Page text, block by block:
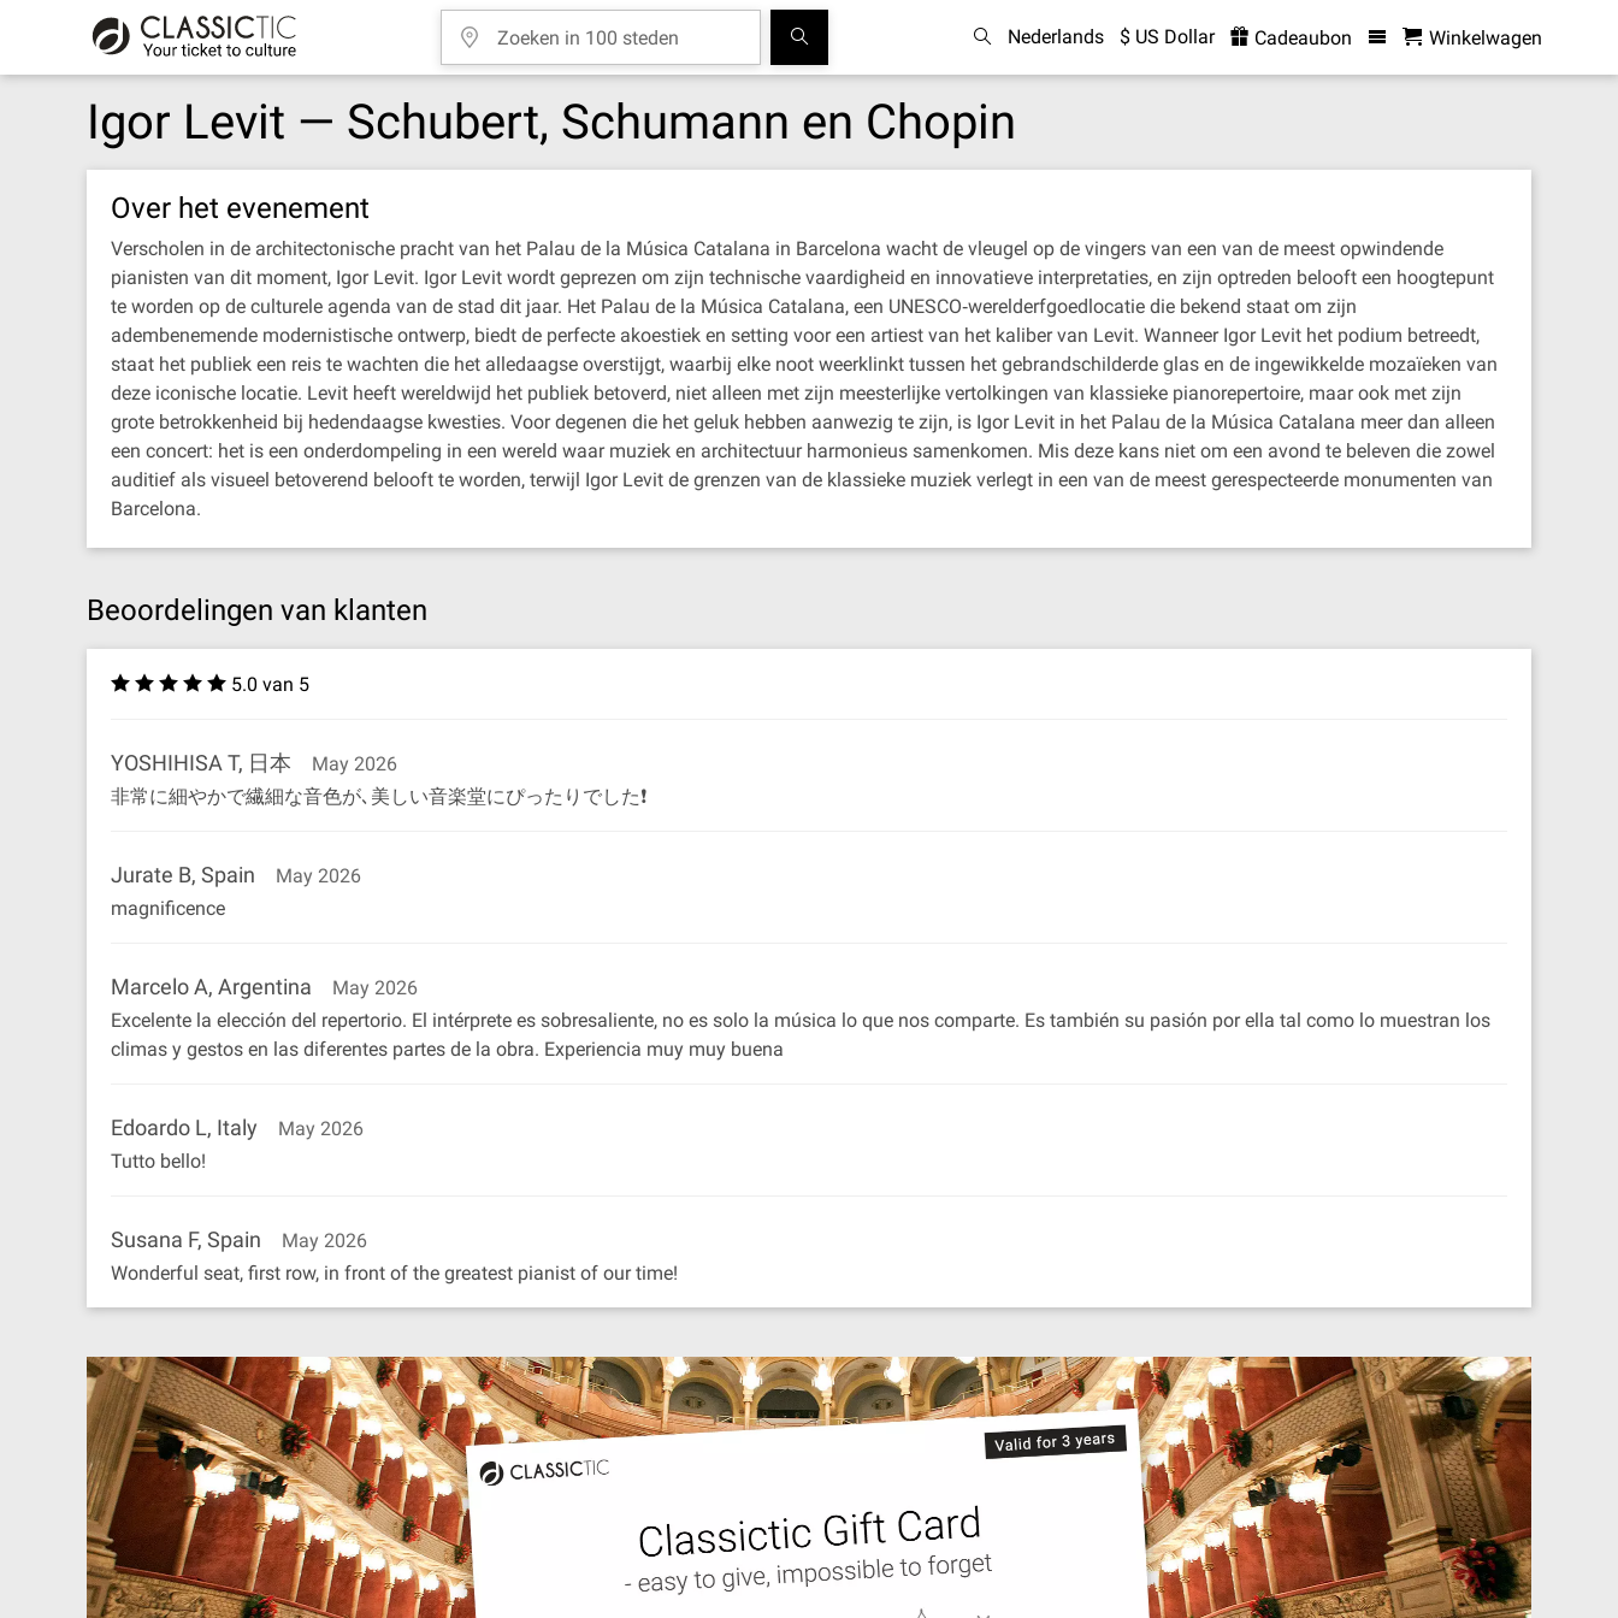
Nederlands $ US Dollar Cadeaubon Winkelwagen
Igor Levit — Schubert, Schumann en Chopin
Over het evenement
Verscholen in de architectonische pracht van het Palau de la Música Catalana in Barcelona wacht de vleugel op de vingers van een van de meest opwindende
pianisten van dit moment, Igor Levit. Igor Levit wordt geprezen om zijn technische vaardigheid en innovatieve interpretaties, en zijn optreden belooft een hoogtepunt
te worden op de culturele agenda van de stad dit jaar. Het Palau de la Música Catalana, een UNESCO‐werelderfgoedlocatie die bekend staat om zijn
adembenemende modernistische ontwerp, biedt de perfecte akoestiek en setting voor een artiest van het kaliber van Levit. Wanneer Igor Levit het podium betreedt,
staat het publiek een reis te wachten die het alledaagse overstijgt, waarbij elke noot weerklinkt tussen het gebrandschilderde glas en de ingewikkelde mozaïeken van
deze iconische locatie. Levit heeft wereldwijd het publiek betoverd, niet alleen met zijn meesterlijke vertolkingen van klassieke pianorepertoire, maar ook met zijn
grote betrokkenheid bij hedendaagse kwesties. Voor degenen die het geluk hebben aanwezig te zijn, is Igor Levit in het Palau de la Música Catalana meer dan alleen
een concert: het is een onderdompeling in een wereld waar muziek en architectuur harmonieus samenkomen. Mis deze kans niet om een avond te beleven die zowel
auditief als visueel betoverend belooft te worden, terwijl Igor Levit de grenzen van de klassieke muziek verlegt in een van de meest gerespecteerde monumenten van
Barcelona.
Beoordelingen van klanten
5.0 van 5
YOSHIHISA T, 日本
May 2026
非常に細やかで繊細な音色が､美しい音楽堂にぴったりでした❗
Jurate B, Spain
May 2026
magnificence
Marcelo A, Argentina
May 2026
Excelente la elección del repertorio. El intérprete es sobresaliente, no es solo la música lo que nos comparte. Es también su pasión por ella tal como lo muestran los
climas y gestos en las diferentes partes de la obra. Experiencia muy muy buena
Edoardo L, Italy
May 2026
Tutto bello!
Susana F, Spain
May 2026
Wonderful seat, first row, in front of the greatest pianist of our time!